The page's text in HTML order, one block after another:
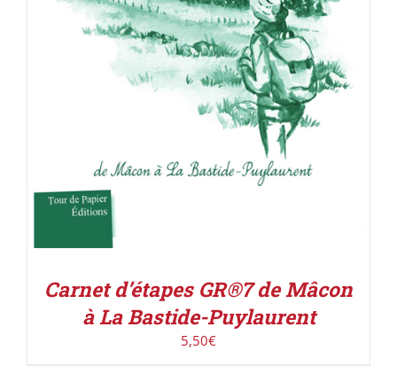
Carnet d’étapes GR®7 de Mâcon
à La Bastide-Puylaurent
5,50€